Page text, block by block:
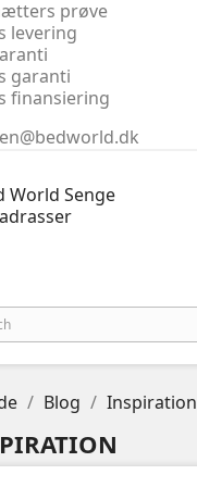
prøve
levering
garanti
finansiering
Blog Inspiration